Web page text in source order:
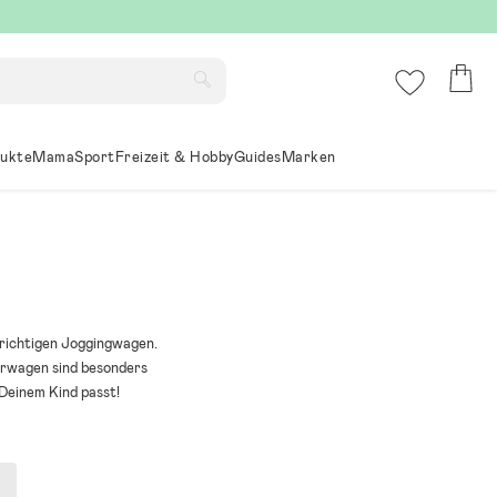
MamaSportFreizeit & HobbyGuidesMarken
Joggingwagen.
sind besonders
Kind passt!